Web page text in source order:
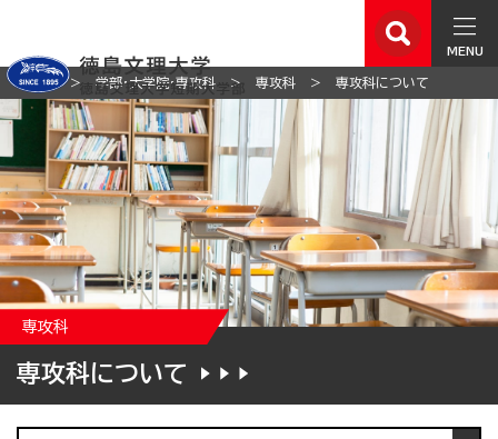
MENU
ホーム 学部・大学院・専攻科 専攻科 専攻科について
専攻科
専攻科について